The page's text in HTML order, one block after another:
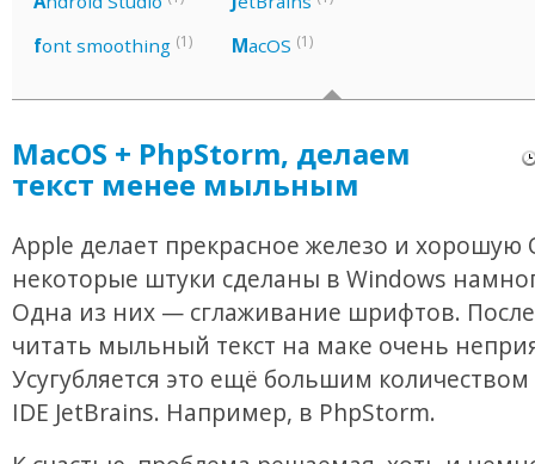
font smoothing (1) MacOS (1)
MacOS + PhpStorm, делаем
текст менее мыльным
Apple делает прекрасное железо и хорошую
некоторые штуки сделаны в Windows
Одна из них — сглаживание шрифтов.
читать мыльный текст на маке очень
Усугубляется это ещё большим
IDE JetBrains. Например, в PhpStorm.